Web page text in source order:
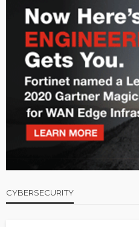
CYBERSECURITY